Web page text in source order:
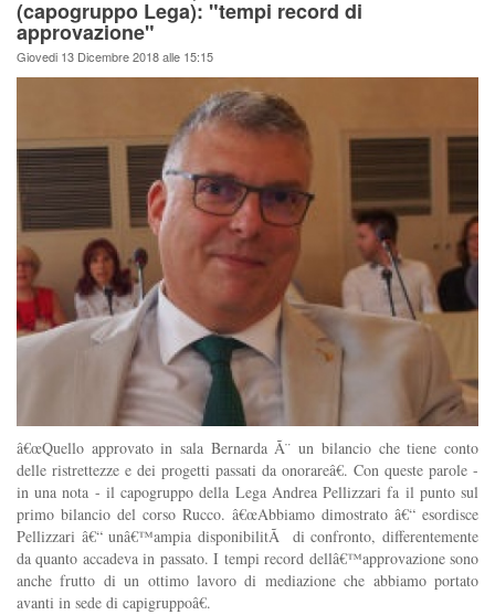
(capogruppo Lega): "tempi record di
approvazione"
Giovedi 13 Dicembre 2018 alle 15:15
â€œQuello approvato in sala Bernarda Ã¨ un bilancio che tiene conto
delle ristrettezze e dei progetti passati da onorareâ€. Con queste parole -
in una nota - il capogruppo della Lega Andrea Pellizzari fa il punto sul
primo bilancio del corso Rucco. â€œAbbiamo dimostrato â€“ esordisce
Pellizzari â€“ unâ€™ampia disponibilitÃ di confronto, differentemente
da quanto accadeva in passato. I tempi record dellâ€™approvazione sono
anche frutto di un ottimo lavoro di mediazione che abbiamo portato
avanti in sede di capigruppoâ€.